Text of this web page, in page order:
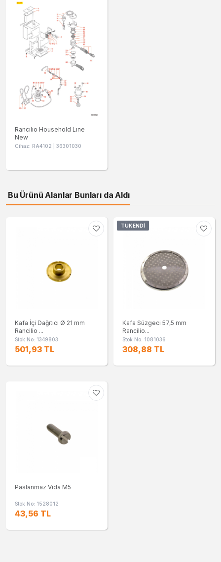
Rancılıo Household Lıne
New
Cihaz: RA4102 | 36301030
Bu Ürünü Alanlar Bunları da Aldı
Kafa İçi Dağıtıcı Ø 21 mm
Rancilio ...
Stok No: 1349803
501,93 TL
TÜKENDI
Kafa Süzgeci 57,5 mm
Rancilio...
Stok No: 1081036
308,88 TL
Paslanmaz Vida M5
Stok No: 1528012
43,56 TL